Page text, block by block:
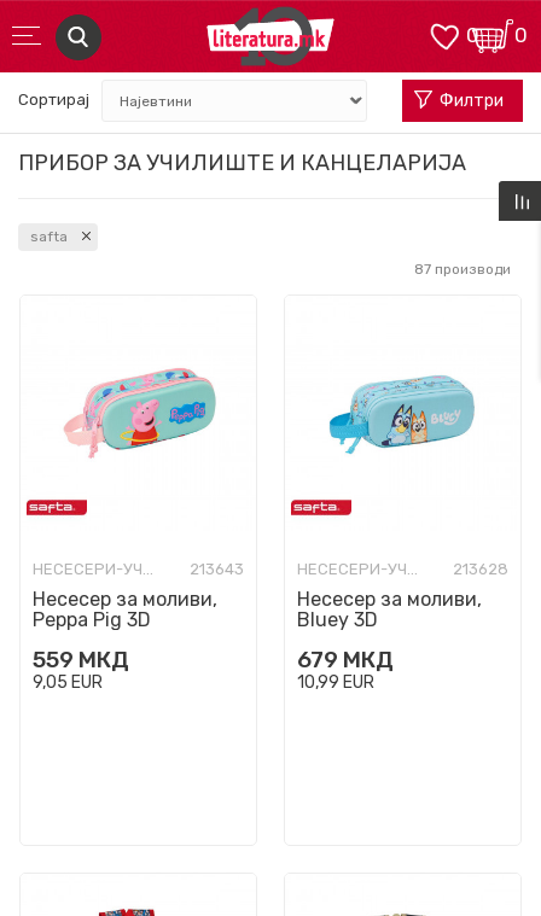
0
0
ПРИБОР ЗА УЧИЛИШТЕ И КАНЦЕЛАРИЈА
Сортирај Филтри
safta
87 производи
НЕСЕСЕРИ-УЧИЛИШНИ ПРАЗНИ 213643
Несесер за моливи,
Peppa Pig 3D
559 МКД
9,05 EUR
НЕСЕСЕРИ-УЧИЛИШНИ ПРАЗНИ 213628
Несесер за моливи,
Bluey 3D
679 МКД
10,99 EUR